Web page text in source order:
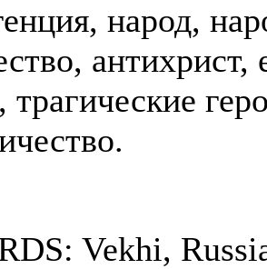
народ,
антихрист,
Vekhi,